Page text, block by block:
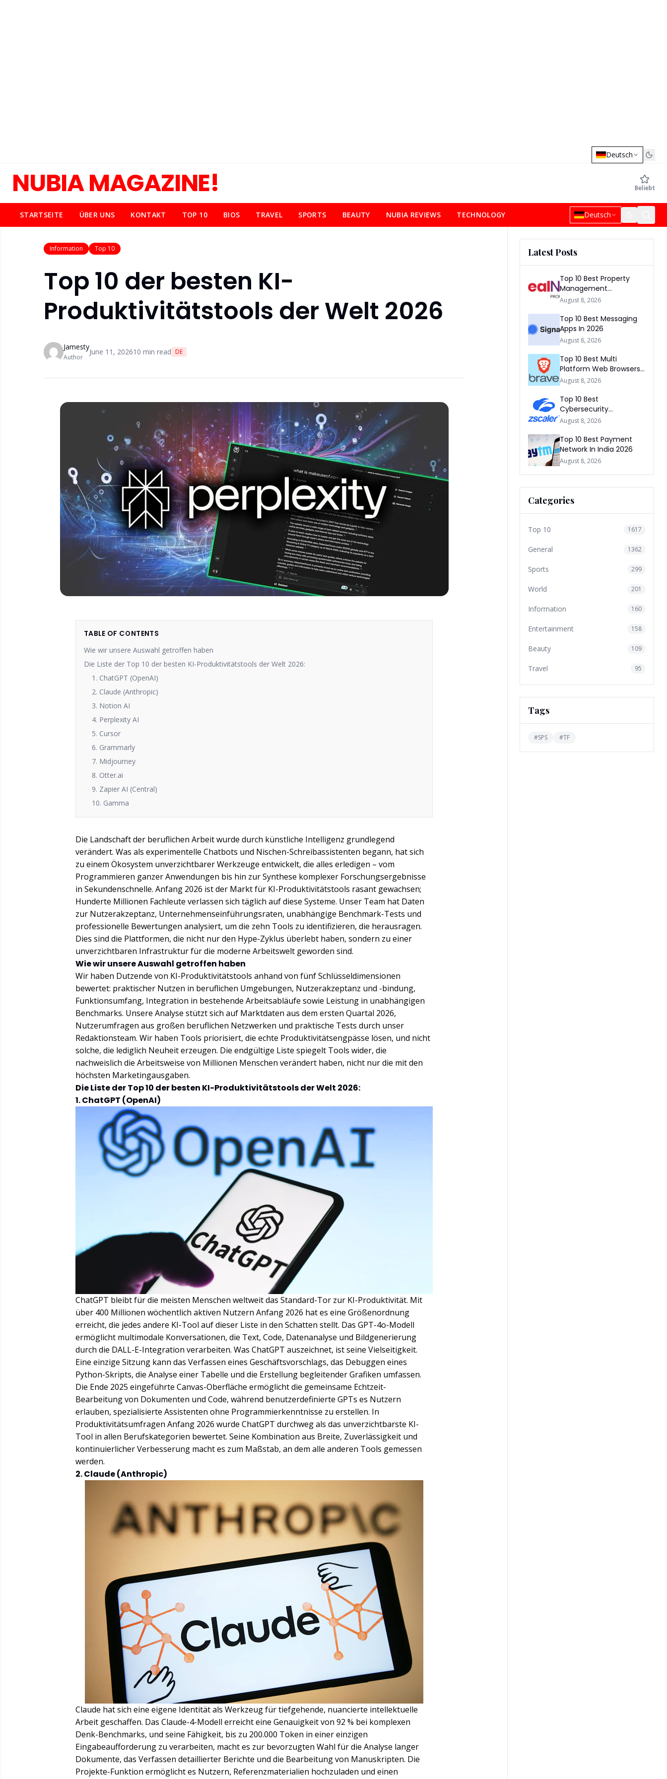
Deutsch
NUBIA MAGAZINE! Beliebt
STARTSEITE ÜBER UNS KONTAKT TOP 10 BIOS TRAVEL SPORTS BEAUTY NUBIA REVIEWS TECHNOLOGY Deutsch
Information Top 10
Top 10 der besten KI-
Produktivitätstools der Welt 2026
Jamesty
Author
June 11, 202610 min read DE
TABLE OF CONTENTS
Wie wir unsere Auswahl getroffen haben
Die Liste der Top 10 der besten KI-Produktivitätstools der Welt 2026:
1. ChatGPT (OpenAI)
2. Claude (Anthropic)
3. Notion AI
4. Perplexity AI
5. Cursor
6. Grammarly
7. Midjourney
8. Otter.ai
9. Zapier AI (Central)
10. Gamma
Die Landschaft der beruflichen Arbeit wurde durch künstliche Intelligenz grundlegend
verändert. Was als experimentelle Chatbots und Nischen-Schreibassistenten begann, hat sich
zu einem Ökosystem unverzichtbarer Werkzeuge entwickelt, die alles erledigen – vom
Programmieren ganzer Anwendungen bis hin zur Synthese komplexer Forschungsergebnisse
in Sekundenschnelle. Anfang 2026 ist der Markt für KI-Produktivitätstools rasant gewachsen;
Hunderte Millionen Fachleute verlassen sich täglich auf diese Systeme. Unser Team hat Daten
zur Nutzerakzeptanz, Unternehmenseinführungsraten, unabhängige Benchmark-Tests und
professionelle Bewertungen analysiert, um die zehn Tools zu identifizieren, die herausragen.
Dies sind die Plattformen, die nicht nur den Hype-Zyklus überlebt haben, sondern zu einer
unverzichtbaren Infrastruktur für die moderne Arbeitswelt geworden sind.
Wie wir unsere Auswahl getroffen haben
Wir haben Dutzende von KI-Produktivitätstools anhand von fünf Schlüsseldimensionen
bewertet: praktischer Nutzen in beruflichen Umgebungen, Nutzerakzeptanz und -bindung,
Funktionsumfang, Integration in bestehende Arbeitsabläufe sowie Leistung in unabhängigen
Benchmarks. Unsere Analyse stützt sich auf Marktdaten aus dem ersten Quartal 2026,
Nutzerumfragen aus großen beruflichen Netzwerken und praktische Tests durch unser
Redaktionsteam. Wir haben Tools priorisiert, die echte Produktivitätsengpässe lösen, und nicht
solche, die lediglich Neuheit erzeugen. Die endgültige Liste spiegelt Tools wider, die
nachweislich die Arbeitsweise von Millionen Menschen verändert haben, nicht nur die mit den
höchsten Marketingausgaben.
Die Liste der Top 10 der besten KI-Produktivitätstools der Welt 2026:
1. ChatGPT (OpenAI)
ChatGPT bleibt für die meisten Menschen weltweit das Standard-Tor zur KI-Produktivität. Mit
über 400 Millionen wöchentlich aktiven Nutzern Anfang 2026 hat es eine Größenordnung
erreicht, die jedes andere KI-Tool auf dieser Liste in den Schatten stellt. Das GPT-4o-Modell
ermöglicht multimodale Konversationen, die Text, Code, Datenanalyse und Bildgenerierung
durch die DALL-E-Integration verarbeiten. Was ChatGPT auszeichnet, ist seine Vielseitigkeit.
Eine einzige Sitzung kann das Verfassen eines Geschäftsvorschlags, das Debuggen eines
Python-Skripts, die Analyse einer Tabelle und die Erstellung begleitender Grafiken umfassen.
Die Ende 2025 eingeführte Canvas-Oberfläche ermöglicht die gemeinsame Echtzeit-
Bearbeitung von Dokumenten und Code, während benutzerdefinierte GPTs es Nutzern
erlauben, spezialisierte Assistenten ohne Programmierkenntnisse zu erstellen. In
Produktivitätsumfragen Anfang 2026 wurde ChatGPT durchweg als das unverzichtbarste KI-
Tool in allen Berufskategorien bewertet. Seine Kombination aus Breite, Zuverlässigkeit und
kontinuierlicher Verbesserung macht es zum Maßstab, an dem alle anderen Tools gemessen
werden.
2. Claude (Anthropic)
Claude hat sich eine eigene Identität als Werkzeug für tiefgehende, nuancierte intellektuelle
Arbeit geschaffen. Das Claude-4-Modell erreicht eine Genauigkeit von 92 % bei komplexen
Denk-Benchmarks, und seine Fähigkeit, bis zu 200.000 Token in einer einzigen
Eingabeaufforderung zu verarbeiten, macht es zur bevorzugten Wahl für die Analyse langer
Dokumente, das Verfassen detaillierter Berichte und die Bearbeitung von Manuskripten. Die
Projekte-Funktion ermöglicht es Nutzern, Referenzmaterialien hochzuladen und einen
Latest Posts
Top 10 Best Property
Management
Companies In South
August 8, 2026
Top 10 Best Messaging
Apps In 2026
August 8, 2026
Top 10 Best Multi
Platform Web Browsers
In The world 2026
August 8, 2026
Top 10 Best
Cybersecurity
Companies In America
August 8, 2026
Top 10 Best Payment
Network In India 2026
August 8, 2026
Categories
Top 10 1617
General 1362
Sports 299
World 201
Information 160
Entertainment 158
Beauty 109
Travel 95
Tags
#SPS #TF